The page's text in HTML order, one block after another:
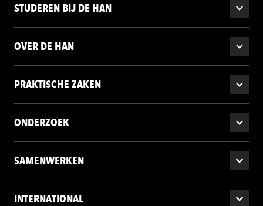
STUDEREN BIJ DE HAN
OVER DE HAN
PRAKTISCHE ZAKEN
ONDERZOEK
SAMENWERKEN
INTERNATIONAL